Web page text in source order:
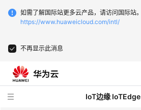
如需了解国际站更多云产品，请访问国际站。
https://www.huaweicloud.com/intl/
不再显示此消息
IoT边缘 IoTEdge